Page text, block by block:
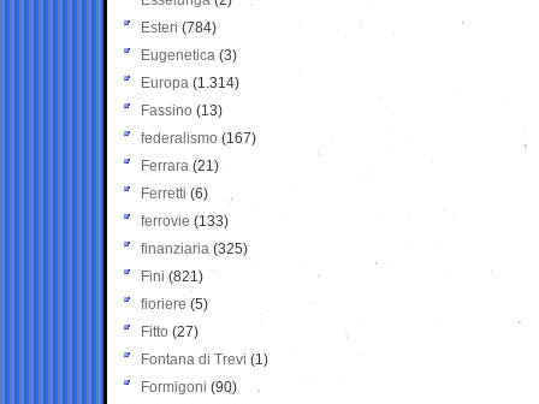
Esteri (784)
Eugenetica (3)
Europa (1.314)
Fassino (13)
federalismo (167)
Ferrara (21)
Ferretti (6)
ferrovie (133)
finanziaria (325)
Fini (821)
fioriere (5)
Fitto (27)
Fontana di Trevi (1)
Formigoni (90)